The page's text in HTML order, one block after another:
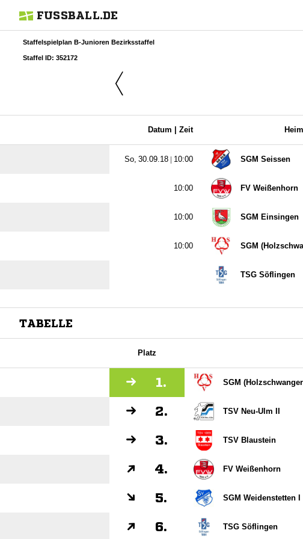
FUSSBALL.DE
Staffelspielplan B-Junioren Bezirksstaffel
Staffel ID: 352172
Datum | Zeit Heim
  |  SGM Seissen
 FV Weißenhorn
 SGM Einsingen
 SGM
TSG Söflingen
TABELLE
Platz
1. SGM (Holzschwanger
2. TSV Neu-Ulm II
3. TSV Blaustein
4. FV Weißenhorn
5. SGM Weidenstetten I
6. TSG Söflingen